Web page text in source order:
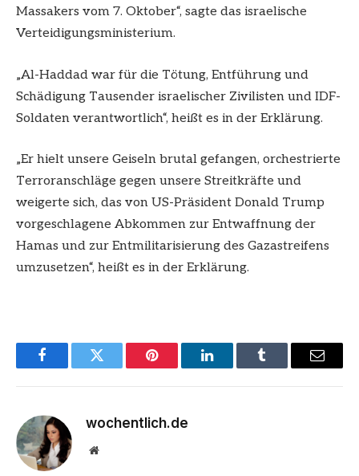
Massakers vom 7. Oktober“, sagte das israelische
Verteidigungsministerium.
„Al-Haddad war für die Tötung, Entführung und
Schädigung Tausender israelischer Zivilisten und IDF-
Soldaten verantwortlich“, heißt es in der Erklärung.
„Er hielt unsere Geiseln brutal gefangen, orchestrierte
Terroranschläge gegen unsere Streitkräfte und
weigerte sich, das von US-Präsident Donald Trump
vorgeschlagene Abkommen zur Entwaffnung der
Hamas und zur Entmilitarisierung des Gazastreifens
umzusetzen“, heißt es in der Erklärung.
FacebookTwitter Pinterest LinkedInTumblr Email
wochentlich.de
Website